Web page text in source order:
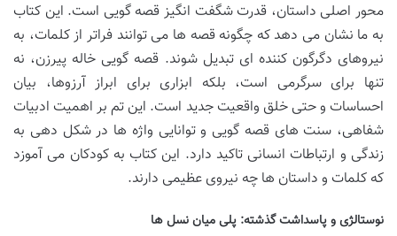
محور اصلی داستان، قدرت شگفت انگیز قصه گویی است. این کتاب
به ما نشان می دهد که چگونه قصه ها می توانند فراتر از کلمات، به
نیروهای دگرگون کننده ای تبدیل شوند. قصه گویی خاله پیرزن، نه
تنها برای سرگرمی است، بلکه ابزاری برای ابراز آرزوها، بیان
احساسات و حتی خلق واقعیت جدید است. این تم بر اهمیت ادبیات
شفاهی، سنت های قصه گویی و توانایی واژه ها در شکل دهی به
زندگی و ارتباطات انسانی تاکید دارد. این کتاب به کودکان می آموزد
که کلمات و داستان ها چه نیروی عظیمی دارند.
نوستالژی و پاسداشت گذشته: پلی میان نسل ها